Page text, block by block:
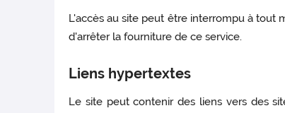
L'accès au site peut être interrompu à tout
d'arrêter la fourniture de ce service.
Liens hypertextes
Le site peut contenir des liens vers des